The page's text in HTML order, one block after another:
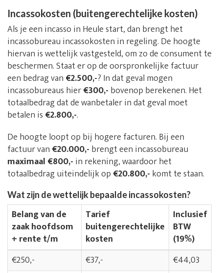
Incassokosten (buitengerechtelijke kosten)
Als je een incasso in Heule start, dan brengt het
incassobureau incassokosten in regeling. De hoogte
hiervan is wettelijk vastgesteld, om zo de consument te
beschermen. Staat er op de oorspronkelijke factuur
een bedrag van €2.500,-? In dat geval mogen
incassobureaus hier€300,- bovenop berekenen. Het
totaalbedrag dat de wanbetaler in dat geval moet
betalen is €2.800,-.
De hoogte loopt op bij hogere facturen. Bij een
factuur van €20.000,- brengt een incassobureau
maximaal €800,- in rekening, waardoor het
totaalbedrag uiteindelijk op €20.800,- komt te staan.
Wat zijn de wettelijk bepaalde incassokosten?
Belang van de
zaak hoofdsom
+ rente t/m
Tarief
buitengerechtelijke
kosten
Inclusief
BTW
(19%)
€250,-
€37,-
€44,03